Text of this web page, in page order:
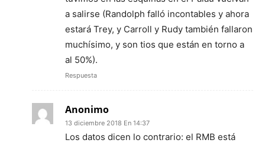
a salirse (Randolph falló incontables y ahora
estará Trey, y Carroll y Rudy también fallaron
muchísimo, y son tios que están en torno a
al 50%).
Respuesta
Anonimo
13 diciembre 2018 En 14:37
Los datos dicen lo contrario: el RMB está